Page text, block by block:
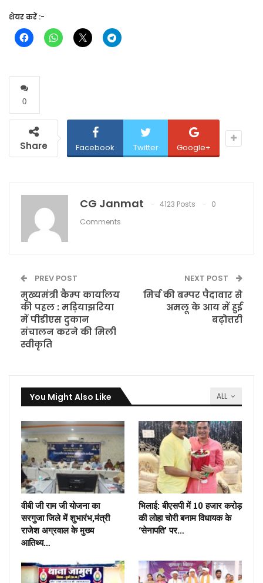
शेयर करें :-
0
Share Facebook Twitter Google+
CG Janmat 4123 Posts
0
Comments
PREV POST
मुख्यमंत्री कैम्प कार्यालय
की पहल : मड़ियाझरिया
में पीडीएस दुकान
संचालन करने की मिली
स्वीकृति
NEXT POST
मिर्च की बम्पर पैदावार से
अमलू के आय में हुई
बढ़ोत्तरी
ALL
You Might Also Like
वीबी जी राम जी योजना का
सरगुजा जिले में शुभारंभ,मंत्री
राजेश अग्रवाल के मुख्य
आतिथ्य…
भिलाई: बीएसपी में 10 हजार करोड़
की लोहा चोरी बनाम विधायक के
‘सेनापति’ पर…